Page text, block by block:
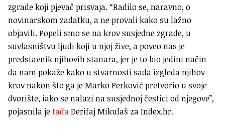
zgrade koji pjevač prisvaja. “Radilo se, naravno, o
novinarskom zadatku, a ne provali kako su lažno
objavili. Popeli smo se na krov susjedne zgrade, u
suvlasništvu ljudi koji u njoj žive, a poveo nas je
predstavnik njihovih stanara, jer je to bio jedini način
da nam pokaže kako u stvarnosti sada izgleda njihov
krov nakon što ga je Marko Perković pretvorio u svoje
dvorište, iako se nalazi na susjednoj čestici od njegove”,
pojasnila jetadaDerifaj Mikulaš za Index.hr.